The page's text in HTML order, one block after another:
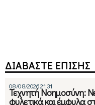
ΔΙΑΒΑΣΤΕ ΕΠΙΣΗΣ
08/08/2026 21:31
Τεχνητή Νοημοσύνη:
φυλετικά και έμφυλα